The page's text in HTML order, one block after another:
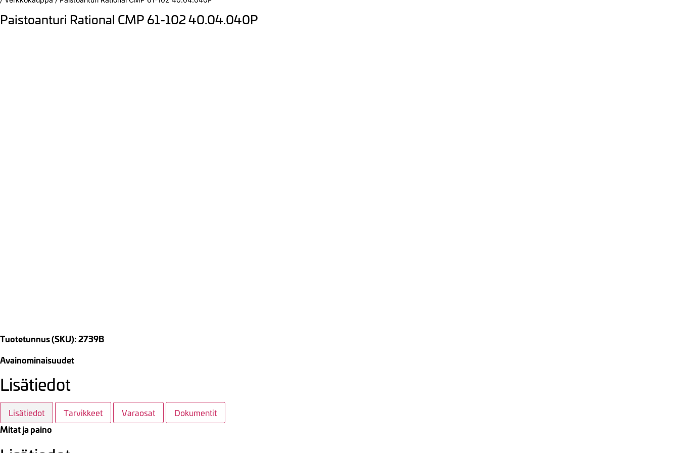
Paistoanturi Rational CMP 61-102 40.04.040P
Tuotetunnus (SKU): 2739B
Avainominaisuudet
Lisätiedot
Lisätiedot Tarvikkeet Varaosat Dokumentit
Mitat ja paino